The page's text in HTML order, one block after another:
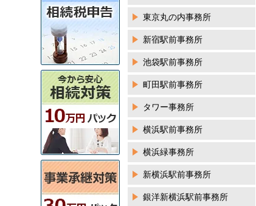
東京丸の内事務所
新宿駅前事務所
池袋駅前事務所
町田駅前事務所
タワー事務所
横浜駅前事務所
横浜緑事務所
新横浜駅前事務所
銀洋新横浜駅前事務所